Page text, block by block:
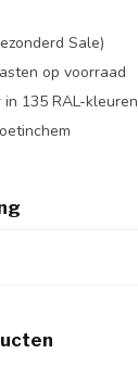
Sale)
op voorraad
135 RAL-kleuren